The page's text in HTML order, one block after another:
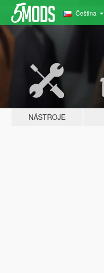
Čeština
NÁSTROJE